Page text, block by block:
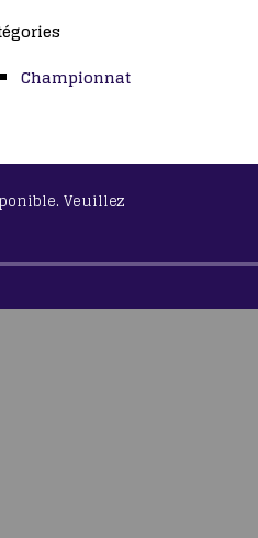
Championnat
Veuillez